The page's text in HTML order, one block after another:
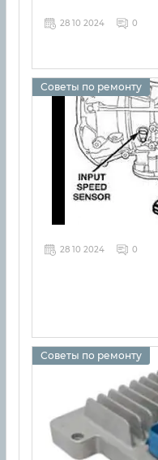
28 10 2024 0
Советы по ремонту
28 10 2024 0
Советы по ремонту